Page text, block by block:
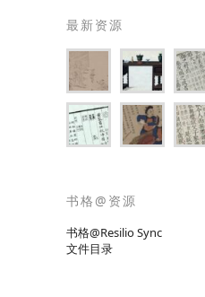
最新资源
书格@资源
书格@Resilio Sync
文件目录